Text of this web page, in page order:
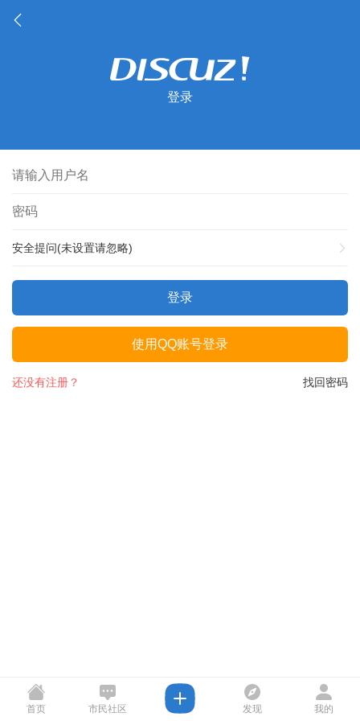
登录
安全提问(未设置请忽略)
登录
使用QQ账号登录
找回密码
还没有注册？
首页 市民社区 发现 我的